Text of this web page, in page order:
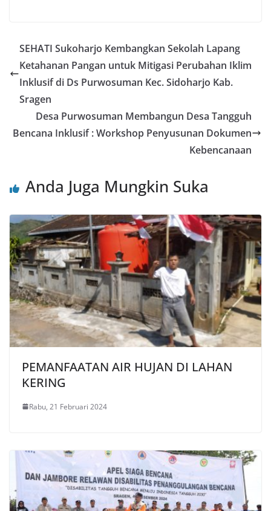
SEHATI Sukoharjo Kembangkan Sekolah Lapang
Ketahanan Pangan untuk Mitigasi Perubahan Iklim
Inklusif di Ds Purwosuman Kec. Sidoharjo Kab.
Sragen
Desa Purwosuman Membangun Desa Tangguh
Bencana Inklusif : Workshop Penyusunan Dokumen
Kebencanaan
Anda Juga Mungkin Suka
PEMANFAATAN AIR HUJAN DI LAHAN
KERING
Rabu, 21 Februari 2024